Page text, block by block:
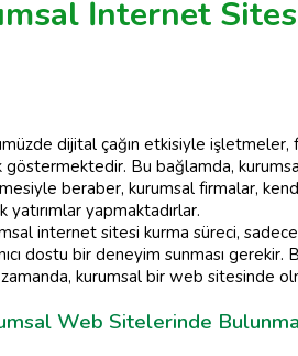
İnternet
dijital çağın etkisiyle
göstermektedir. Bu bağlamda,
beraber, kurumsal firmalar,
yatırımlar yapmaktadırlar.
internet sitesi kurma süreci,
dostu bir deneyim sunması
zamanda, kurumsal bir web sitesinde
Web Sitelerinde